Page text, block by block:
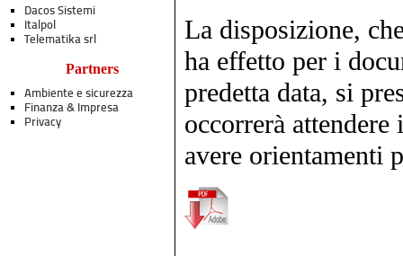
Dacos Sistemi
Italpol
Telematika srl
Partners
Ambiente e sicurezza
Finanza & Impresa
Privacy
La disposizione,
ha effetto per i
predetta data, si
occorrerà
avere orientamenti